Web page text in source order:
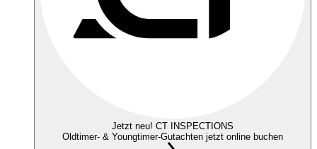
Jetzt neu! CT INSPECTIONS
Oldtimer- & Youngtimer-Gutachten jetzt online buchen